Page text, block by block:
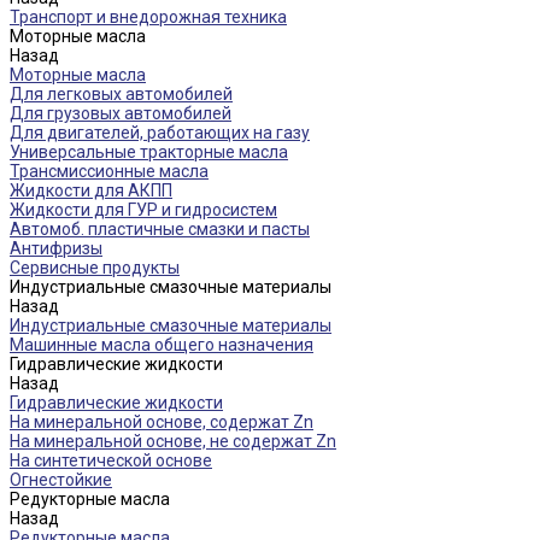
Транспорт и внедорожная техника
Моторные масла
Назад
Моторные масла
Для легковых автомобилей
Для грузовых автомобилей
Для двигателей, работающих на газу
Универсальные тракторные масла
Трансмиссионные масла
Жидкости для АКПП
Жидкости для ГУР и гидросистем
Автомоб. пластичные смазки и пасты
Антифризы
Сервисные продукты
Индустриальные смазочные материалы
Назад
Индустриальные смазочные материалы
Машинные масла общего назначения
Гидравлические жидкости
Назад
Гидравлические жидкости
На минеральной основе, содержат Zn
На минеральной основе, не содержат Zn
На синтетической основе
Огнестойкие
Редукторные масла
Назад